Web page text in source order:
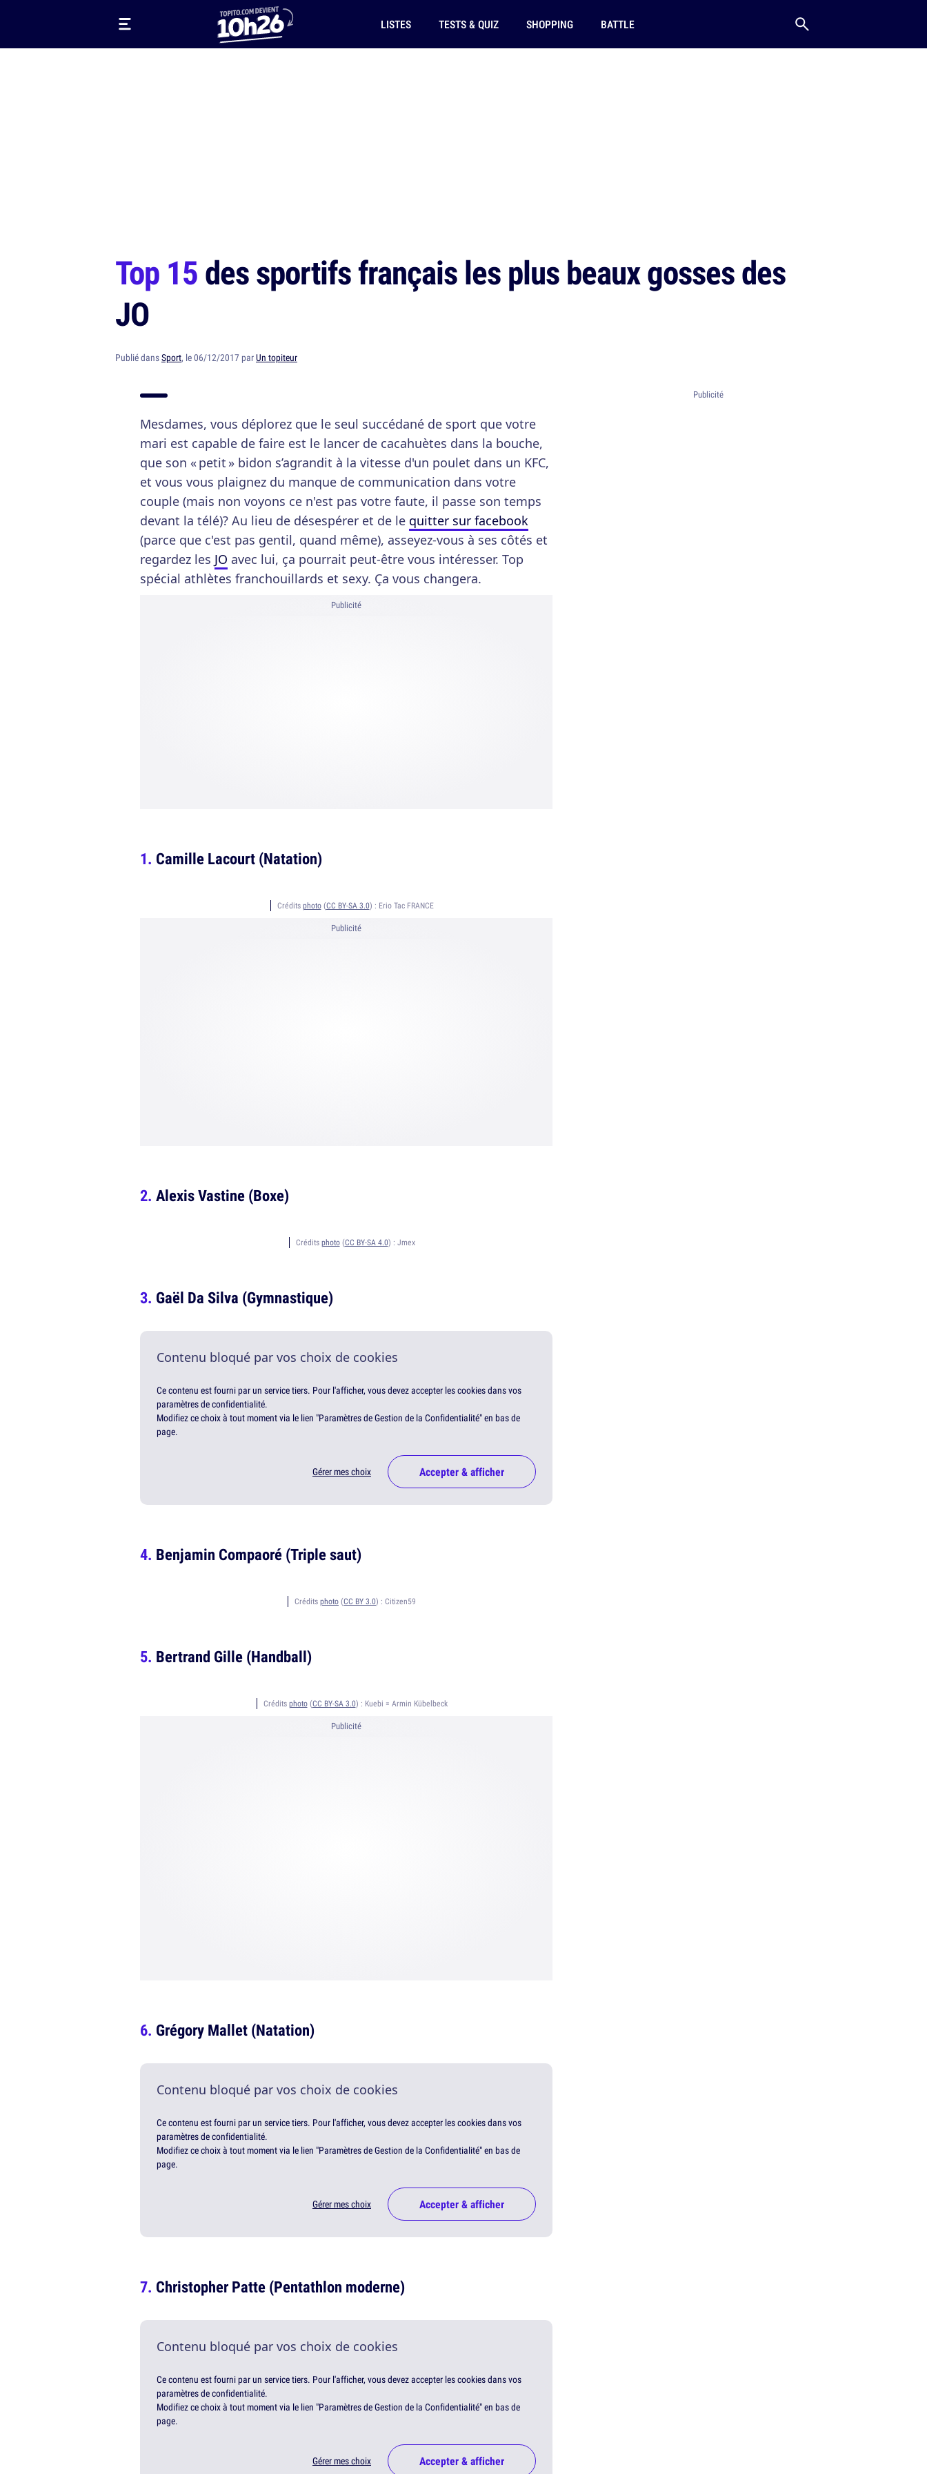
LISTES TESTS & QUIZ SHOPPING BATTLE
Top 15des sportifs français les plus beaux gosses des
JO
Publié dansSport, le 06/12/2017 parUn topiteur
Mesdames, vous déplorez que le seul succédané de sport que votre
mari est capable de faire est le lancer de cacahuètes dans la bouche,
que son « petit » bidon s’agrandit à la vitesse d'un poulet dans un KFC,
et vous vous plaignez du manque de communication dans votre
couple (mais non voyons ce n'est pas votre faute, il passe son temps
devant la télé)? Au lieu de désespérer et de le quitter sur facebook
(parce que c'est pas gentil, quand même), asseyez-vous à ses côtés et
regardez les JO avec lui, ça pourrait peut-être vous intéresser. Top
spécial athlètes franchouillards et sexy. Ça vous changera.
Publicité
Camille Lacourt (Natation)
Crédits photo(CC BY-SA 3.0) : Erio Tac FRANCE
Publicité
Alexis Vastine (Boxe)
Crédits photo(CC BY-SA 4.0) : Jmex
Gaël Da Silva (Gymnastique)
Contenu bloqué par vos choix de cookies
Ce contenu est fourni par un service tiers. Pour l'afficher, vous devez accepter les cookies dans vos
paramètres de confidentialité.
Modifiez ce choix à tout moment via le lien "Paramètres de Gestion de la Confidentialité" en bas de
page.
Gérer mes choix Accepter & afficher
Benjamin Compaoré (Triple saut)
Crédits photo (CC BY 3.0) : Citizen59
Bertrand Gille (Handball)
Crédits photo(CC BY-SA 3.0) : Kuebi = Armin Kübelbeck
Publicité
Grégory Mallet (Natation)
Contenu bloqué par vos choix de cookies
Ce contenu est fourni par un service tiers. Pour l'afficher, vous devez accepter les cookies dans vos
paramètres de confidentialité.
Modifiez ce choix à tout moment via le lien "Paramètres de Gestion de la Confidentialité" en bas de
page.
Gérer mes choix Accepter & afficher
Christopher Patte (Pentathlon moderne)
Contenu bloqué par vos choix de cookies
Ce contenu est fourni par un service tiers. Pour l'afficher, vous devez accepter les cookies dans vos
paramètres de confidentialité.
Modifiez ce choix à tout moment via le lien "Paramètres de Gestion de la Confidentialité" en bas de
page.
Gérer mes choix Accepter & afficher